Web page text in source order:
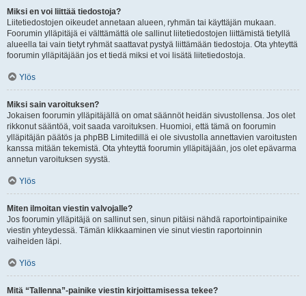
Miksi en voi liittää tiedostoja?
Liitetiedostojen oikeudet annetaan alueen, ryhmän tai käyttäjän mukaan.
Foorumin ylläpitäjä ei välttämättä ole sallinut liitetiedostojen liittämistä tietyllä
alueella tai vain tietyt ryhmät saattavat pystyä liittämään tiedostoja. Ota yhteyttä
foorumin ylläpitäjään jos et tiedä miksi et voi lisätä liitetiedostoja.
Ylös
Miksi sain varoituksen?
Jokaisen foorumin ylläpitäjällä on omat säännöt heidän sivustollensa. Jos olet
rikkonut sääntöä, voit saada varoituksen. Huomioi, että tämä on foorumin
ylläpitäjän päätös ja phpBB Limitedillä ei ole sivustolla annettavien varoitusten
kanssa mitään tekemistä. Ota yhteyttä foorumin ylläpitäjään, jos olet epävarma
annetun varoituksen syystä.
Ylös
Miten ilmoitan viestin valvojalle?
Jos foorumin ylläpitäjä on sallinut sen, sinun pitäisi nähdä raportointipainike
viestin yhteydessä. Tämän klikkaaminen vie sinut viestin raportoinnin
vaiheiden läpi.
Ylös
Mitä “Tallenna”-painike viestin kirjoittamisessa tekee?